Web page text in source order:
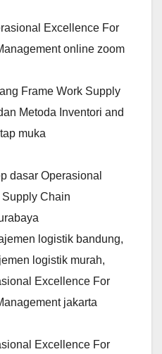
Excellence For
online zoom
Frame Work Supply
Metoda Inventori and
muka
dasar Operasional
Chain
logistik bandung,
logistik murah,
Excellence For
jakarta
Excellence For